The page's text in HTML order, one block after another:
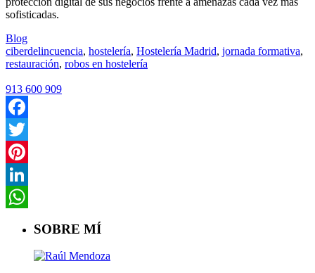
sofisticadas.
Blog
ciberdelincuencia, hostelería, Hostelería Madrid, jornada formativa,
restauración, robos en hostelería
913 600 909
Facebook
Twitter
Pinterest
LinkedIn
SOBRE MÍ